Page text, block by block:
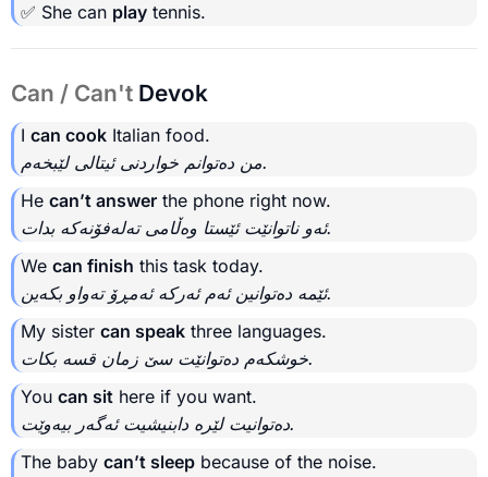
✅ She can play tennis.
Can / Can't Devok
I can cook Italian food.
من دەتوانم خواردنی ئیتالی لێبخەم.
He can’t answer the phone right now.
ئەو ناتوانێت ئێستا وەڵامی تەلەفۆنەکە بدات.
We can finish this task today.
ئێمە دەتوانین ئەم ئەرکە ئەمڕۆ تەواو بکەین.
My sister can speak three languages.
خوشکەم دەتوانێت سێ زمان قسە بکات.
You can sit here if you want.
دەتوانیت لێرە دابنیشیت ئەگەر بیەوێت.
The baby can’t sleep because of the noise.